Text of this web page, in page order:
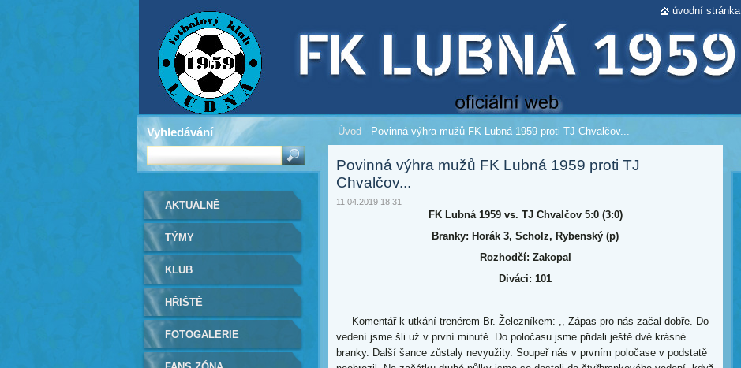
Úvod - Povinná výhra mužů FK Lubná 1959 proti TJ Chvalčov...
Povinná výhra mužů FK Lubná 1959 proti TJ
Chvalčov...
11.04.2019 18:31
FK Lubná 1959 vs. TJ Chvalčov 5:0 (3:0)
Branky: Horák 3, Scholz, Rybenský (p)
Rozhodčí: Zakopal
Diváci: 101
Komentář k utkání trenérem Br. Železníkem: ,, Zápas pro nás začal dobře. Do
vedení jsme šli už v první minutě. Do poločasu jsme přidali ještě dvě krásné
branky. Další šance zůstaly nevyužity. Soupeř nás v prvním poločase v podstatě
AKTUÁLNĚ
TÝMY
KLUB
HŘIŠTĚ
FOTOGALERIE
Vyhledávání
úvodní stránka